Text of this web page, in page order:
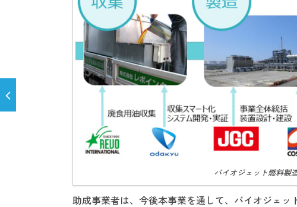
バイオジェット燃料製
助成事業者は、今後本事業を通して、バイオジェ